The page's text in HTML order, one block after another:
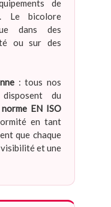
de
Le bicolore
dans des
ou sur des
: tous nos
disposent du
norme EN ISO
en tant
que chaque
et une